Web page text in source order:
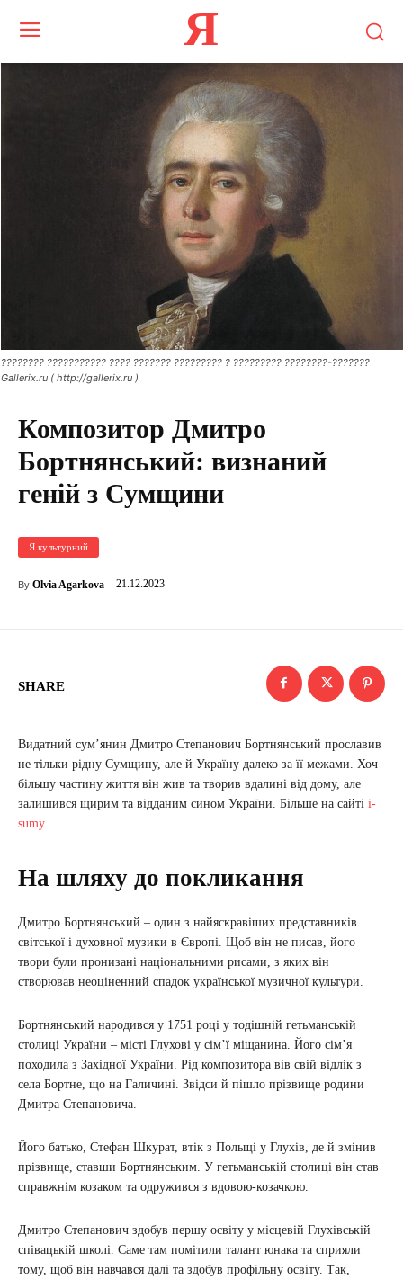
Я
Композитор Дмитро
Бортнянський: визнаний
геній з Сумщини
Я культурний
By Olvia Agarkova 21.12.2023
???????? ??????????? ???? ??????? ????????? ? ????????? ????????-???????
Gallerix.ru ( http://gallerix.ru )
SHARE
Видатний сум’янин Дмитро Степанович Бортнянський прославив
не тільки рідну Сумщину, але й Україну далеко за її межами. Хоч
більшу частину життя він жив та творив вдалині від дому, але
залишився щирим та відданим сином України. Більше на сайті i-
sumy.
На шляху до покликання
Дмитро Бортнянський – один з найяскравіших представників
світської і духовної музики в Європі. Щоб він не писав, його
твори були пронизані національними рисами, з яких він
створював неоціненний спадок української музичної культури.
Бортнянський народився у 1751 році у тодішній гетьманській
столиці України – місті Глухові у сім’ї міщанина. Його сім’я
походила з Західної України. Рід композитора вів свій відлік з
села Бортне, що на Галичині. Звідси й пішло прізвище родини
Дмитра Степановича.
Його батько, Стефан Шкурат, втік з Польщі у Глухів, де й змінив
прізвище, ставши Бортнянським. У гетьманській столиці він став
справжнім козаком та одружився з вдовою-козачкою.
Дмитро Степанович здобув першу освіту у місцевій Глухівській
співацькій школі. Саме там помітили талант юнака та сприяли
тому, щоб він навчався далі та здобув профільну освіту. Так,